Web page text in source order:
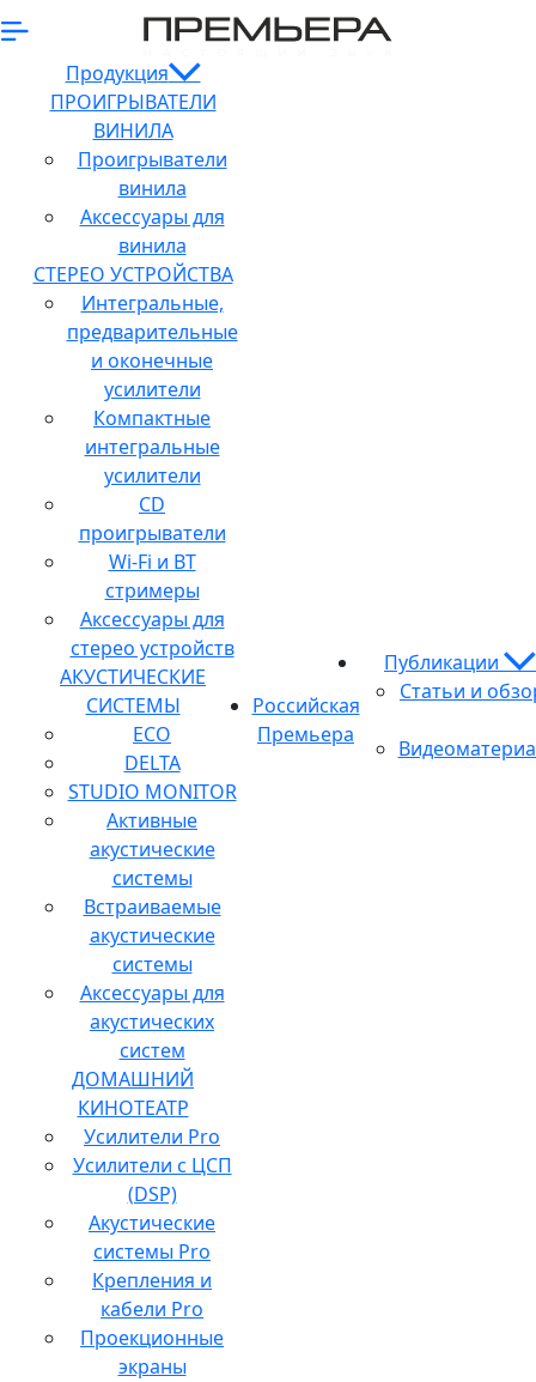
Продукция
ПРОИГРЫВАТЕЛИ
ВИНИЛА
Проигрыватели
винила
Аксессуары для
винила
СТЕРЕО УСТРОЙСТВА
Интегральные,
предварительные
и оконечные
усилители
Компактные
интегральные
усилители
CD
проигрыватели
Wi-Fi и BT
стримеры
Аксессуары для
стерео устройств
АКУСТИЧЕСКИЕ
СИСТЕМЫ
ECO
DELTA
STUDIO MONITOR
Активные
акустические
системы
Встраиваемые
акустические
системы
Аксессуары для
акустических
систем
ДОМАШНИЙ
КИНОТЕАТР
Усилители Pro
Усилители с ЦСП
(DSP)
Акустические
системы Pro
Крепления и
кабели Pro
Проекционные
экраны
Российская
Премьера
Публикации
Статьи и